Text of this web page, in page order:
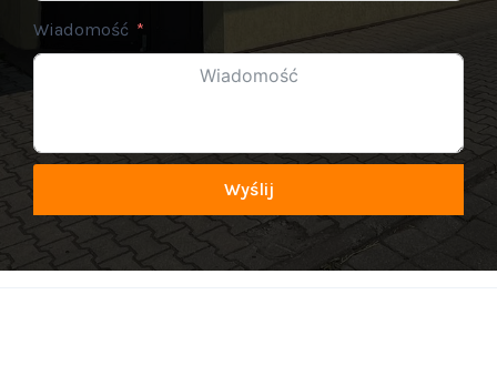
Wiadomość
Wyślij